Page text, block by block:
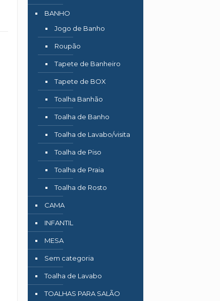
BANHO
Jogo de Banho
Roupão
Tapete de Banheiro
Tapete de BOX
Toalha Banhão
Toalha de Banho
Toalha de Lavabo/visita
Toalha de Piso
Toalha de Praia
Toalha de Rosto
CAMA
INFANTIL
MESA
Sem categoria
Toalha de Lavabo
TOALHAS PARA SALÃO